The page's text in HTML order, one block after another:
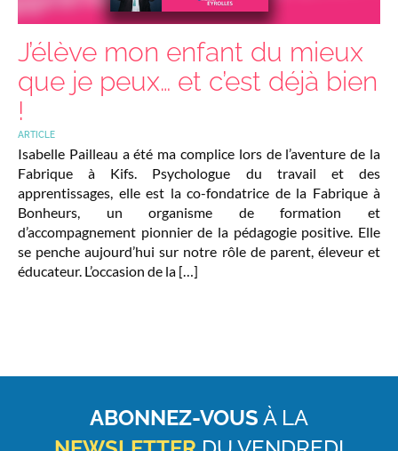
J’élève mon enfant du mieux
que je peux… et c’est déjà bien
!
ARTICLE
Isabelle Pailleau a été ma complice lors de l’aventure de la
Fabrique à Kifs. Psychologue du travail et des
apprentissages, elle est la co-fondatrice de la Fabrique à
Bonheurs, un organisme de formation et
d’accompagnement pionnier de la pédagogie positive. Elle
se penche aujourd’hui sur notre rôle de parent, éleveur et
éducateur. L’occasion de la […]
ABONNEZ-VOUS À LA